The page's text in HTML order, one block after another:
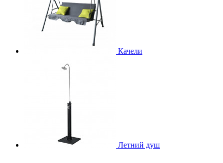
Качели
Летний душ